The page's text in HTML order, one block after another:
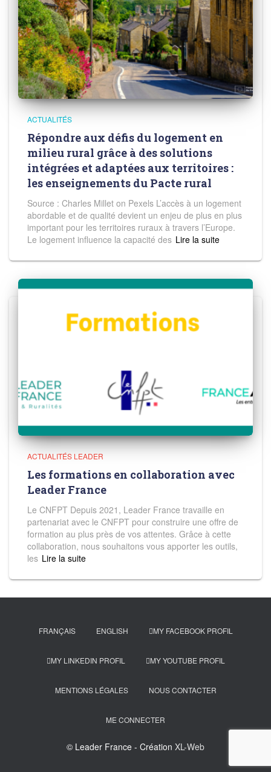
ACTUALITÉS
Répondre aux défis du logement en
milieu rural grâce à des solutions
intégrées et adaptées aux territoires :
les enseignements du Pacte rural
Source : Charles Millet on Pexels L’accès à un logement
abordable et de qualité devient un enjeu de plus en plus
important pour les territoires ruraux à travers l’Europe.
Le logement influence la capacité des Read more
ACTUALITÉS LEADER
Les formations en collaboration avec
Leader France
Le CNFPT Depuis 2021, Leader France travaille en
partenariat avec le CNFPT pour construire une offre de
formation au plus près de vos attentes. Grâce à cette
collaboration, nous souhaitons vous apporter les outils,
les Read more
FRANÇAIS ENGLISH MY FACEBOOK PROFIL
MY LINKEDIN PROFIL MY YOUTUBE PROFIL
MENTIONS LÉGALES NOUS CONTACTER
ME CONNECTER
© Leader France - Création XL-Web